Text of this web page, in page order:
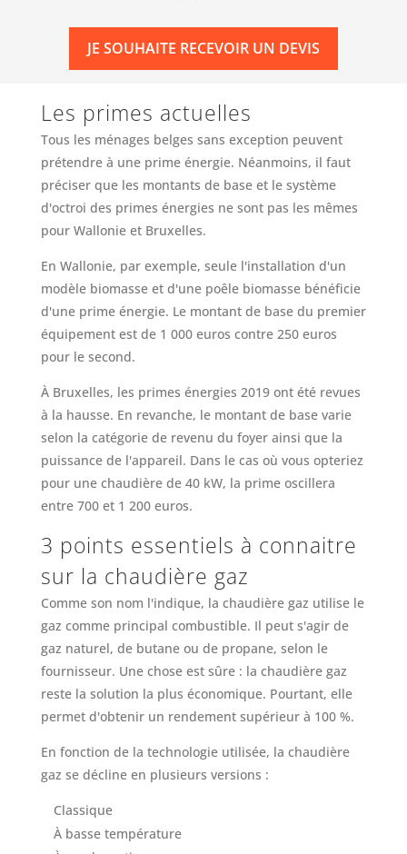
JE SOUHAITE RECEVOIR UN DEVIS
Les primes actuelles
Tous les ménages belges sans exception peuvent
prétendre à une prime énergie. Néanmoins, il faut
préciser que les montants de base et le système
d'octroi des primes énergies ne sont pas les mêmes
pour Wallonie et Bruxelles.
En Wallonie, par exemple, seule l'installation d'un
modèle biomasse et d'une poêle biomasse bénéficie
d'une prime énergie. Le montant de base du premier
équipement est de 1 000 euros contre 250 euros
pour le second.
À Bruxelles, les primes énergies 2019 ont été revues
à la hausse. En revanche, le montant de base varie
selon la catégorie de revenu du foyer ainsi que la
puissance de l'appareil. Dans le cas où vous opteriez
pour une chaudière de 40 kW, la prime oscillera
entre 700 et 1 200 euros.
3 points essentiels à connaitre
sur la chaudière gaz
Comme son nom l'indique, la chaudière gaz utilise le
gaz comme principal combustible. Il peut s'agir de
gaz naturel, de butane ou de propane, selon le
fournisseur. Une chose est sûre : la chaudière gaz
reste la solution la plus économique. Pourtant, elle
permet d'obtenir un rendement supérieur à 100 %.
En fonction de la technologie utilisée, la chaudière
gaz se décline en plusieurs versions :
Classique
À basse température